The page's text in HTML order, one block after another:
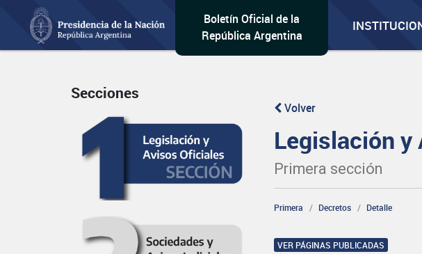
Boletín Oficial de la
República Argentina
Secciones
Volver
Legislación
Primera sección
Primera Decretos Detalle
VER PÁGINAS PUBLICADAS